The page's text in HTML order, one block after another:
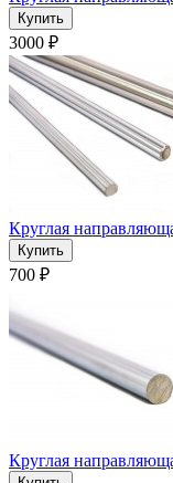
3000 ₽
Круглая
700 ₽
Круглая